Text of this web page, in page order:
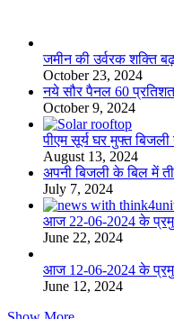
जमीन की उर्वरक शक्ति
October 23, 2024
नये सौर पैनल 60
October 9, 2024
पीएम सूर्य घर मुफ्त बिजली
August 13, 2024
अपनी बिजली के बिल में
July 7, 2024
आज 22-06-2024 के
June 22, 2024
आज 12-06-2024 के
June 12, 2024